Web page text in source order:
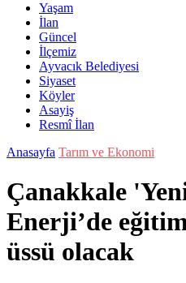
Yaşam
İlan
Güncel
İlçemiz
Ayvacık Belediyesi
Siyaset
Köyler
Asayiş
Resmî İlan
Anasayfa Tarım ve Ekonomi
Çanakkale
Enerji’de
üssü olacak